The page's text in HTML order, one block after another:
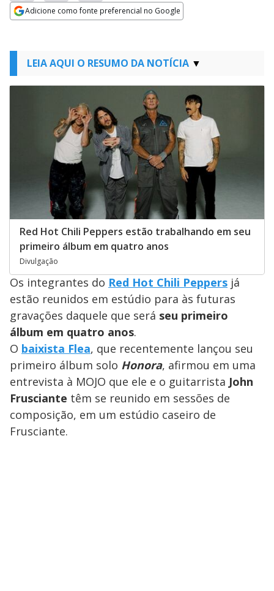
Adicione como fonte preferencial no Google
LEIA AQUI O RESUMO DA NOTÍCIA
Red Hot Chili Peppers estão trabalhando em seu
primeiro álbum em quatro anos
Divulgação
Os integrantes do Red Hot Chili Peppers já
estão reunidos em estúdio para às futuras
gravações daquele que será seu primeiro
álbum em quatro anos.
O baixista Flea, que recentemente lançou seu
primeiro álbum solo Honora, afirmou em uma
entrevista à MOJO que ele e o guitarrista John
Frusciante têm se reunido em sessões de
composição, em um estúdio caseiro de
Frusciante.